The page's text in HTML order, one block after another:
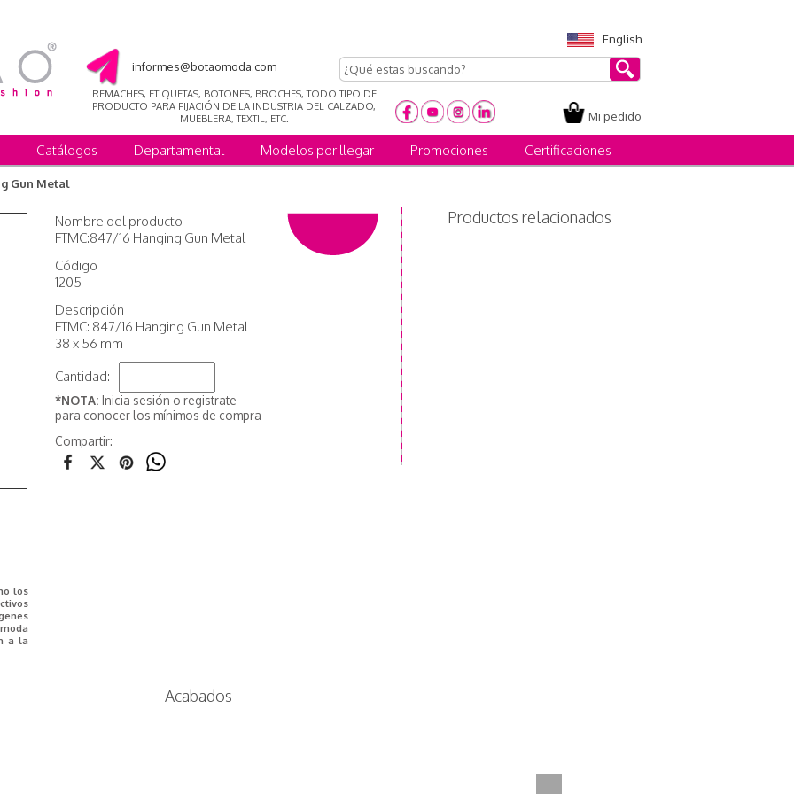
English
informes@botaomoda.com
REMACHES, ETIQUETAS, BOTONES, BROCHES, TODO TIPO DE
PRODUCTO PARA FIJACIÓN DE LA INDUSTRIA DEL CALZADO,
MUEBLERA, TEXTIL, ETC.
Mi pedido
Catálogos Departamental Modelos por llegar Promociones Certificaciones
Gun Metal
los
a la
Nombre del producto
FTMC:847/16 Hanging Gun Metal
Código
1205
Descripción
FTMC: 847/16 Hanging Gun Metal
38 x 56 mm
Cantidad:
*NOTA: Inicia sesión o registrate
para conocer los mínimos de compra
Compartir:
Productos relacionados
Acabados